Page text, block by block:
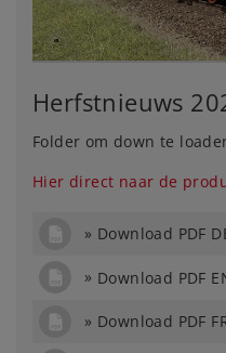
Herfstnieuws
Folder om down te
Hier direct naar de
Download PDF
Download PDF
Download PDF